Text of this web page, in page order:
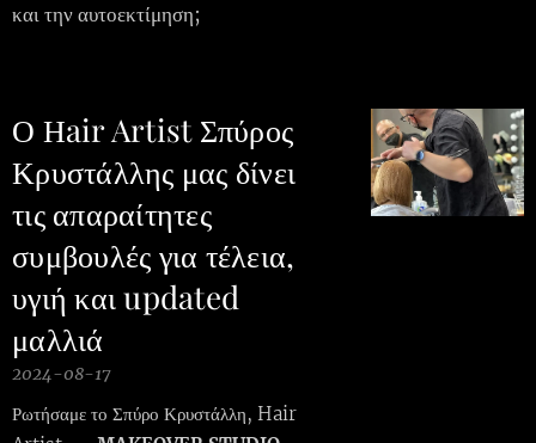
και την αυτοεκτίμηση;
Ο Ηair Artist Σπύρος
Κρυστάλλης μας δίνει
τις απαραίτητες
συμβουλές για τέλεια,
υγιή και updated
μαλλιά
2024-08-17
Ρωτήσαμε το Σπύρο Κρυστάλλη, Hair